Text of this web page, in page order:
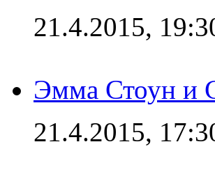
21.4.2015,
Эмма Стоун и
21.4.2015,